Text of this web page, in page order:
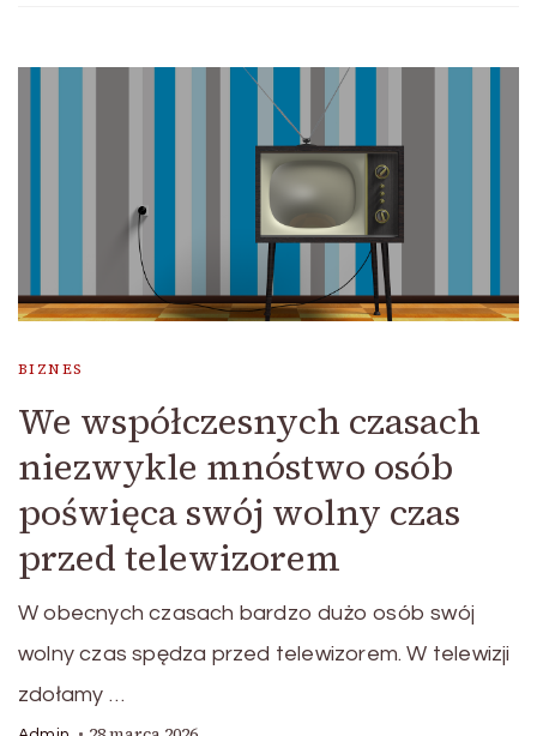
BIZNES
We współczesnych czasach
niezwykle mnóstwo osób
poświęca swój wolny czas
przed telewizorem
W obecnych czasach bardzo dużo osób swój
wolny czas spędza przed telewizorem. W telewizji
zdołamy …